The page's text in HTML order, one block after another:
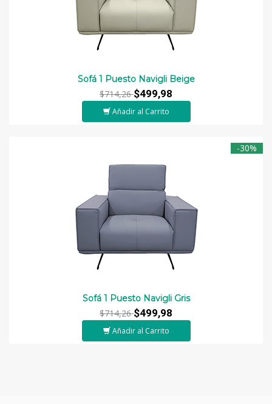
Sofá 1 Puesto Navigli Beige
$714,26$499,98
Añadir al Carrito
-30%
Sofá 1 Puesto Navigli Gris
$714,26$499,98
Añadir al Carrito